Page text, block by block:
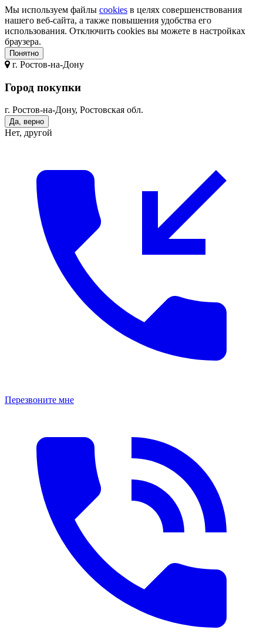
Мы используем файлы cookies в целях совершенствования
нашего веб-сайта, а также повышения удобства его
использования. Отключить cookies вы можете в настройках
браузера.
Понятно
г. Ростов-на-Дону
Город покупки
г. Ростов-на-Дону, Ростовская обл.
Да, верно
Нет, другой
Перезвоните мне